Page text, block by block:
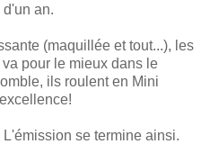
an.
(maquillée et tout...), les
pour le mieux dans le
ils roulent en Mini
se termine ainsi.